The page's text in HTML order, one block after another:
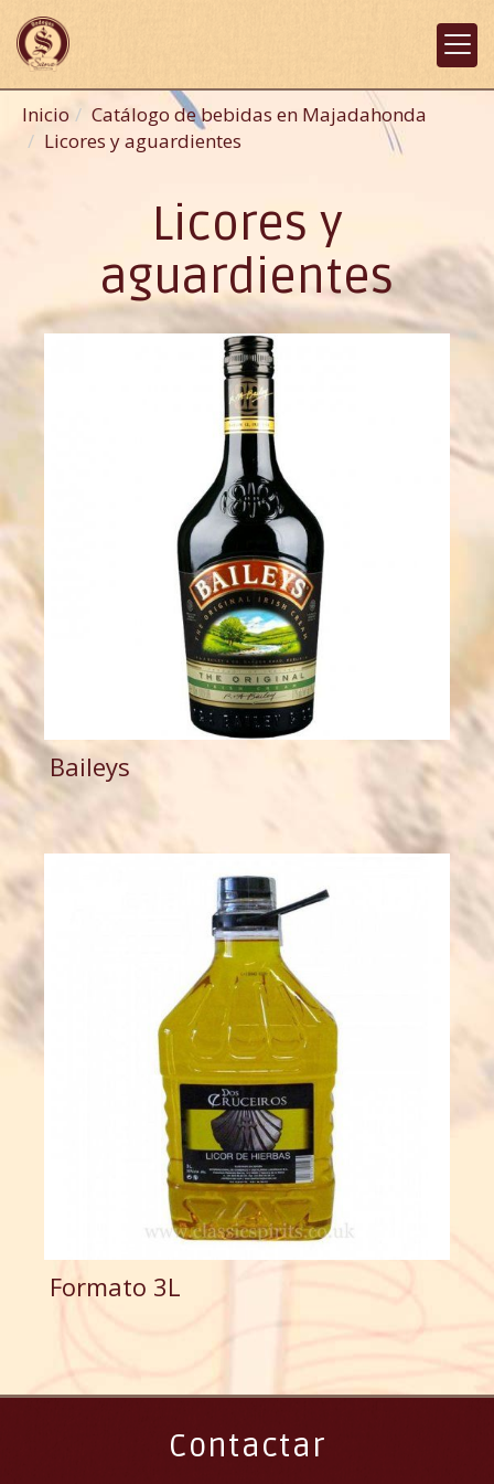
Inicio
Catálogo de bebidas en Majadahonda
Licores y aguardientes
Licores y
aguardientes
Baileys
Formato 3L
Contactar